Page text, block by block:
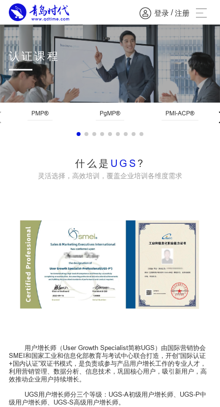
登录 / 注册
认证课程
PMP® PgMP® PMI-ACP®
什么是 UGS ?
灵活选择，高效培训，覆盖企业培训各维度需求
用户增长师（User Growth Specialist简称UGS）由国际营销协会
SMEI和国家工业和信息化部教育与考试中心联合打造，开创“国际认证
+国内认证”双证书模式，是负责或参与产品用户增长工作的专业人才，
利用营销管理、数据分析、信息技术，巩固核心用户，吸引新用户，高
效推动企业用户持续增长。
UGS用户增长师分三个等级：UGS-A初级用户增长师、UGS-P中
级用户增长师、UGS-S高级用户增长师。